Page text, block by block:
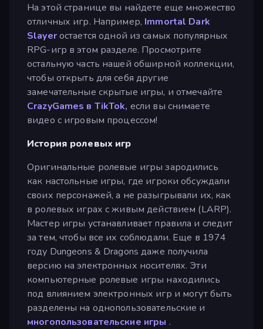
На этой странице вы найдете еще множество
отличных игр. Например, Immortal Dark
Slayerостается одной из самых популярных
RPG-игр в этом разделе. Просмотрите
остальную часть нашей обширной коллекции,
чтобы открыть для себя другие
замечательные скрытые игры, и отмечайте
CrazyGames в TikTok, если вы снимаете
видео с игровым процессом!
История ролевых игр
Оригинальные ролевые игры зародились
как настольные игры, где игроки обсуждали
своих персонажей, а не разыгрывали их, как
в ролевых играх с живым действием (LARP).
Мастер игры устанавливает правила и следит
за тем, чтобы все их соблюдали. Еще в 1974
году Dungeons & Dragons даже получила
версию на электронных носителях. Эти
компьютерные ролевые игры находились
под влиянием электронных игр и могут быть
разделены на однопользовательские и
многопользовательские игры .